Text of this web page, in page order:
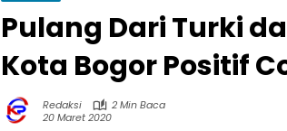
Pulang Dari Turki
Kota Bogor Positif
Redaksi
2 Min Baca
20 Maret 2020